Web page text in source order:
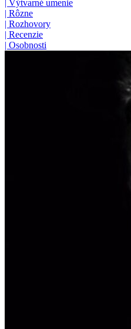
| Výtvarné umenie
| Rôzne
| Rozhovory
| Recenzie
| Osobnosti